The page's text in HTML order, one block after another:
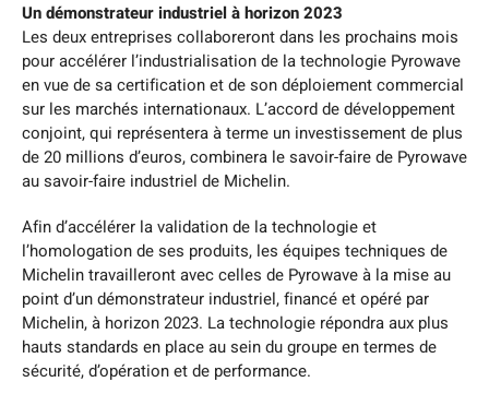
Un démonstrateur industriel à horizon 2023
Les deux entreprises collaboreront dans les prochains mois
pour accélérer l’industrialisation de la technologie Pyrowave
en vue de sa certification et de son déploiement commercial
sur les marchés internationaux. L’accord de développement
conjoint, qui représentera à terme un investissement de plus
de 20 millions d’euros, combinera le savoir-faire de Pyrowave
au savoir-faire industriel de Michelin.
Afin d’accélérer la validation de la technologie et
l’homologation de ses produits, les équipes techniques de
Michelin travailleront avec celles de Pyrowave à la mise au
point d’un démonstrateur industriel, financé et opéré par
Michelin, à horizon 2023. La technologie répondra aux plus
hauts standards en place au sein du groupe en termes de
sécurité, d’opération et de performance.